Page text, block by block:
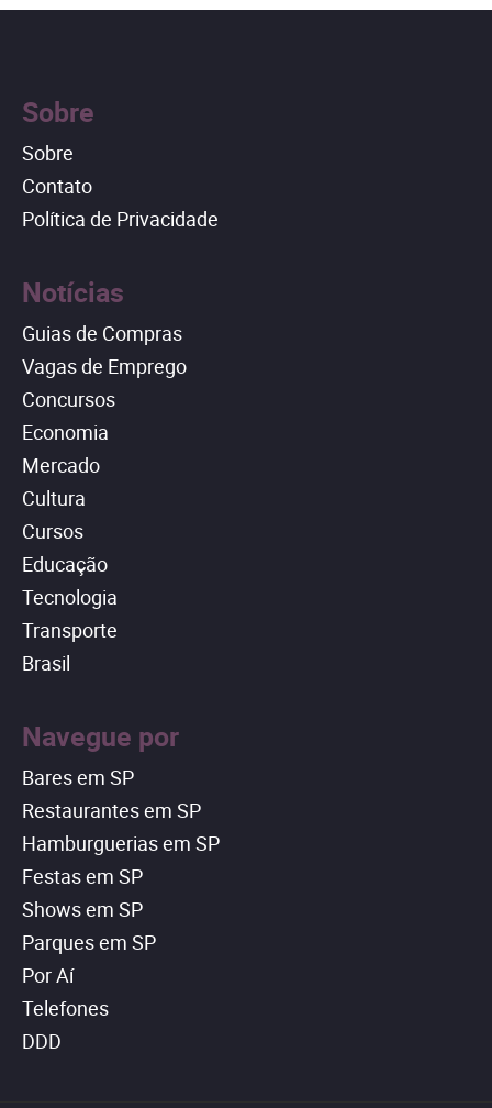
Sobre
Sobre
Contato
Política de Privacidade
Notícias
Guias de Compras
Vagas de Emprego
Concursos
Economia
Mercado
Cultura
Cursos
Educação
Tecnologia
Transporte
Brasil
Navegue por
Bares em SP
Restaurantes em SP
Hamburguerias em SP
Festas em SP
Shows em SP
Parques em SP
Por Aí
Telefones
DDD